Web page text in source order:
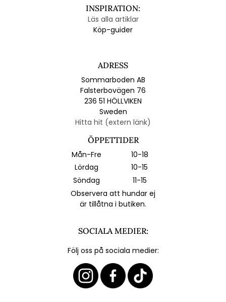
INSPIRATION:
Läs alla artiklar
Köp-guider
ADRESS
Sommarboden AB
Falsterbovägen 76
236 51 HÖLLVIKEN
Sweden
Hitta hit (extern länk)
ÖPPETTIDER
Mån-Fre
10-18
Lördag
10-15
Söndag
11-15
Observera att hundar ej
är tillåtna i butiken.
SOCIALA MEDIER:
Följ oss på sociala medier: